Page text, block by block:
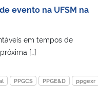
evento na UFSM na
em tempos de
[…]
PPGCS PPGE&D
ppgexr